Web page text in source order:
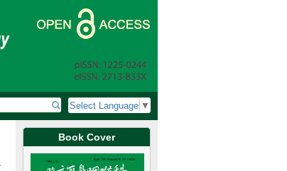
Select Language ▼
Book Cover